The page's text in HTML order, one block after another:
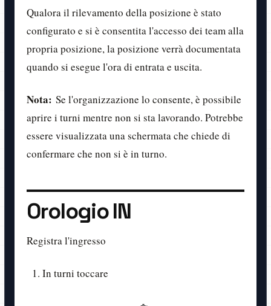
Qualora il rilevamento della posizione è stato
configurato e si è consentita l'accesso dei team alla
propria posizione, la posizione verrà documentata
quando si esegue l'ora di entrata e uscita.
Nota: Se l'organizzazione lo consente, è possibile
aprire i turni mentre non si sta lavorando. Potrebbe
essere visualizzata una schermata che chiede di
confermare che non si è in turno.
Orologio IN
Registra l'ingresso
In turni toccare